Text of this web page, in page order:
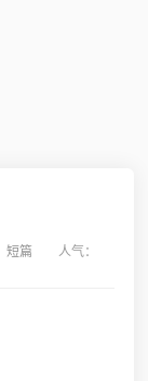
短篇
人气：